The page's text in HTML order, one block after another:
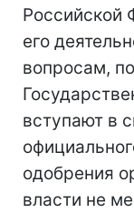
Российской
его
вопросам,
вступают в
одобрения
власти не